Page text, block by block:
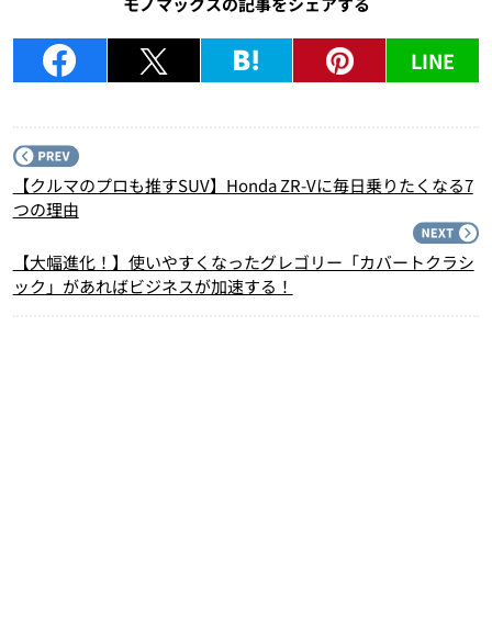
LINE
【クルマのプロも推すSUV】Honda ZR-Vに毎日乗りたくなる7
つの理由
【大幅進化！】使いやすくなったグレゴリー「カバートクラシ
ック」があればビジネスが加速する！